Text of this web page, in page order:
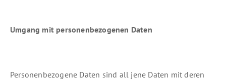
Umgang mit personenbezogenen Daten
Personenbezogene Daten sind all jene Daten mit deren